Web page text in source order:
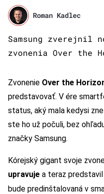
Roman Kadlec
Samsung zverejnil
zvonenia Over the
Zvonenie Over the
predstavovať. V ére
status, aký mala kedysi
ste ho už počuli, bez
značky Samsung.
Kórejský gigant svoje
upravuje a teraz
bude predinštalovaná v